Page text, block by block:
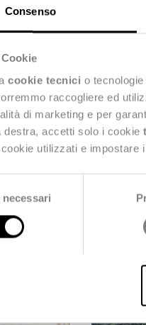
Consenso
cookie tecnici o
raccogliere ed
di marketing e per
destra, accetti solo i cookie
utilizzati e impostare
necessari